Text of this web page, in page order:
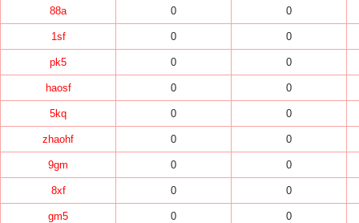
88a 0 0
1sf 0 0
pk5 0 0
haosf 0 0
5kq 0 0
zhaohf 0 0
9gm 0 0
8xf 0 0
gm5 0 0